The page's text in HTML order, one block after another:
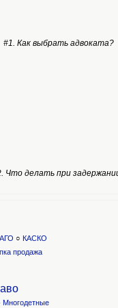
#1. Как выбрать адвоката?
Что делать при
○ КАСКО
продажа
Многодетные